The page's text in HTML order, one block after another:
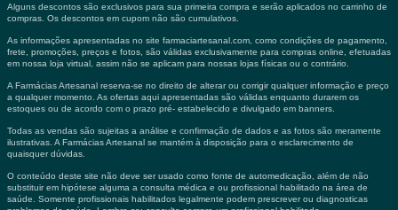
Alguns descontos são exclusivos para sua primeira compra e serão aplicados no carrinho de
compras. Os descontos em cupom não são cumulativos.
As informações apresentadas no site farmaciartesanal.com, como condições de pagamento,
frete, promoções, preços e fotos, são válidas exclusivamente para compras online, efetuadas
em nossa loja virtual, assim não se aplicam para nossas lojas físicas ou o contrário.
A Farmácias Artesanal reserva-se no direito de alterar ou corrigir qualquer informação e preço
a qualquer momento. As ofertas aqui apresentadas são válidas enquanto durarem os
estoques ou de acordo com o prazo pré- estabelecido e divulgado em banners.
Todas as vendas são sujeitas a análise e confirmação de dados e as fotos são meramente
ilustrativas. A Farmácias Artesanal se mantém à disposição para o esclarecimento de
quaisquer dúvidas.
O conteúdo deste site não deve ser usado como fonte de automedicação, além de não
substituir em hipótese alguma a consulta médica e ou profissional habilitado na área de
saúde. Somente profissionais habilitados legalmente podem prescrever ou diagnosticas